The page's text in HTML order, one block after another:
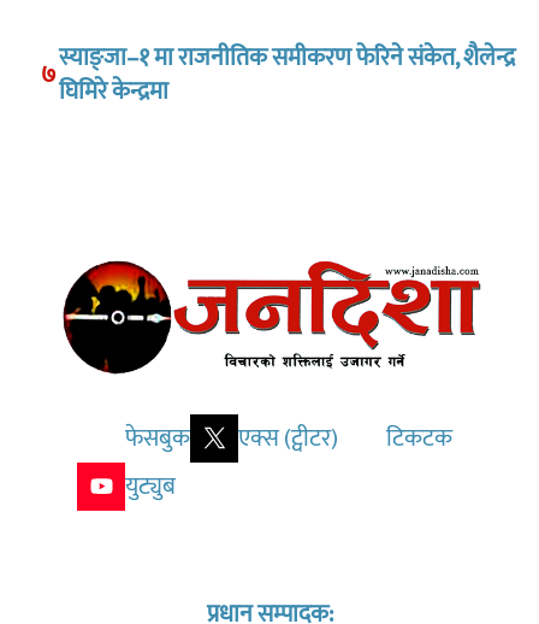
७स्याङ्जा–१ मा राजनीतिक समीकरण फेरिने संकेत, शैलेन्द्र
घिमिरे केन्द्रमा
फेसबुक एक्स (ट्वीटर)
टिकटक
युट्युब
प्रधान सम्पादक: